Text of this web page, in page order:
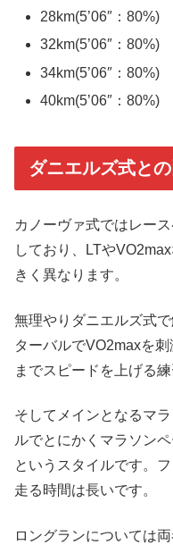
28km(5’06″：80%)
32km(5’06″：80%)
34km(5’06″：80%)
40km(5’06″：80%)
ダニエルズ式と
カノーヴァ式ではレー
しており、LTや
きく異なります。
無理やりダニエルズ式
ターバルでVO2maxを
までスピードを上げる
そしてメインとなるマ
ルでとにかくマラソン
というスタイルです。
走る時間は長いです。
ロングランについては